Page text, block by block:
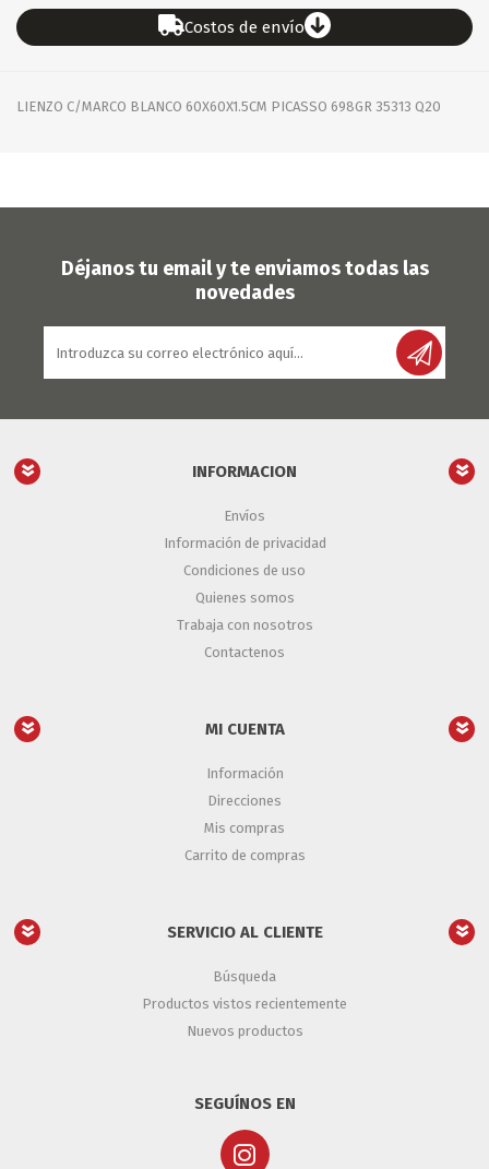
Costos de envío
LIENZO C/MARCO BLANCO 60X60X1.5CM PICASSO 698GR 35313 Q20
Déjanos tu email y te enviamos todas las
novedades
INFORMACION
Envíos
Información de privacidad
Condiciones de uso
Quienes somos
Trabaja con nosotros
Contactenos
MI CUENTA
Información
Direcciones
Mis compras
Carrito de compras
SERVICIO AL CLIENTE
Búsqueda
Productos vistos recientemente
Nuevos productos
SEGUÍNOS EN